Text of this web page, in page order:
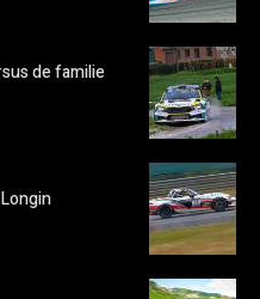
de familie